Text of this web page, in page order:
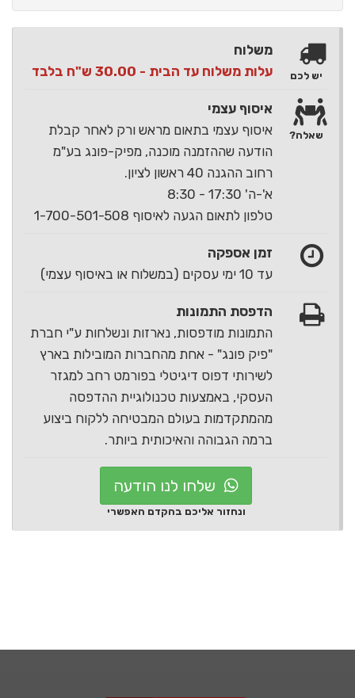
משלוח
עלות משלוח עד הבית - 30.00 ש"ח בלבד
איסוף עצמי
איסוף עצמי בתאום מראש ורק לאחר קבלת
הודעה שההזמנה מוכנה, מפיק-פונג בע"מ
רחוב ההגנה 40 ראשון לציון.
א'-ה' 17:30 - 8:30
טלפון לתאום הגעה לאיסוף 1-700-501-508
זמן אספקה
עד 10 ימי עסקים (במשלוח או באיסוף עצמי)
הדפסת התמונות
התמונות מודפסות, נארזות ונשלחות ע"י חברת
"פיק פונג" - אחת מהחברות המובילות בארץ
לשירותי דפוס דיגיטלי בפורמט רחב למגזר
העסקי, באמצעות טכנולוגיית ההדפסה
מהמתקדמות בעולם המבטיחה ללקוח ביצוע
ברמה הגבוהה והאיכותית ביותר.
יש לכם
שאלה?
שלחו לנו הודעה
ונחזור אליכם בהקדם האפשרי